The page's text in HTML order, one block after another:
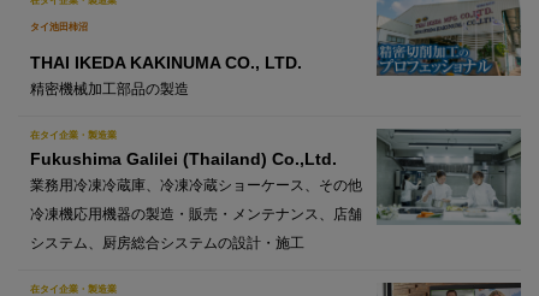
タイ池田柿沼
THAI IKEDA KAKINUMA CO., LTD.
精密機械加工部品の製造
在タイ企業・製造業
Fukushima Galilei (Thailand) Co.,Ltd.
業務用冷凍冷蔵庫、冷凍冷蔵ショーケース、その他
冷凍機応用機器の製造・販売・メンテナンス、店舗
システム、厨房総合システムの設計・施工
在タイ企業・製造業